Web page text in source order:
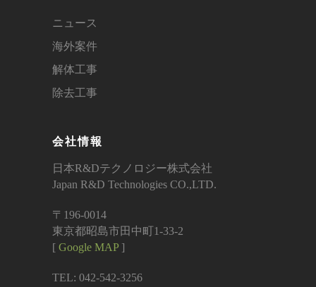
ニュース
海外案件
解体工事
除去工事
会社情報
日本R&Dテクノロジー株式会社
Japan R&D Technologies CO.,LTD.
〒196-0014
東京都昭島市田中町1-33-2
[ Google MAP]
TEL: 042-542-3256